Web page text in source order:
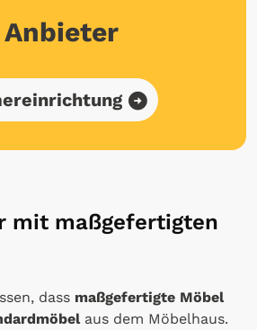
mit maßgefertigten
dass maßgefertigte Möbel
aus dem Möbelhaus.